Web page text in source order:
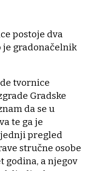
postoje dva
je gradonačelnik
tvornice
Gradske
da se u
te ga je
pregled
stručne osobe
godina, a njegov